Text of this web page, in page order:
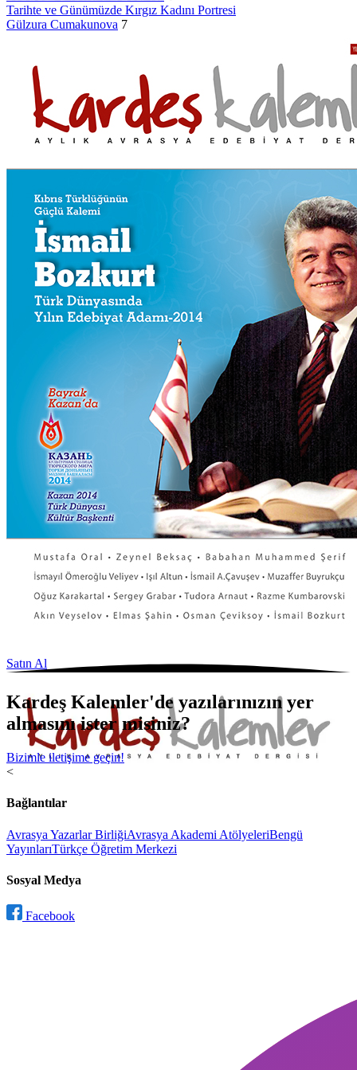
Tarihte ve Günümüzde Kırgız Kadını Portresi
Gülzura Cumakunova 7
Satın Al
Kardeş Kalemler'de yazılarınızın yer
almasını ister misiniz?
Bizimle iletişime geçin!
<
Bağlantılar
Avrasya Yazarlar BirliğiAvrasya Akademi AtölyeleriBengü
YayınlarıTürkçe Öğretim Merkezi
Sosyal Medya
Facebook